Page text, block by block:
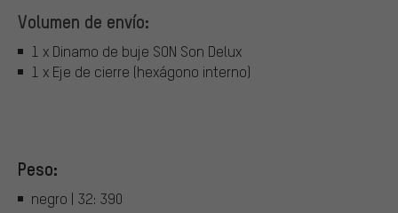
Volumen de envío:
1 x Dinamo de buje SON Son Delux
1 x Eje de cierre (hexágono interno)
Peso:
negro | 32: 390